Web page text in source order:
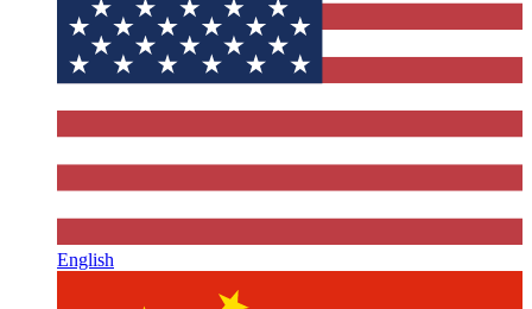
English